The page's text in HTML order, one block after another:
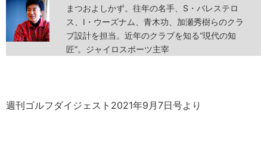
まつおよしかず。往年の名手、S・バレステロ
ス、I・ウーズナム、青木功、加瀬秀樹らのクラ
ブ設計を担当。近年のクラブを知る“現代の知
匠”。ジャイロスポーツ主宰
週刊ゴルフダイジェスト2021年9月7日号より